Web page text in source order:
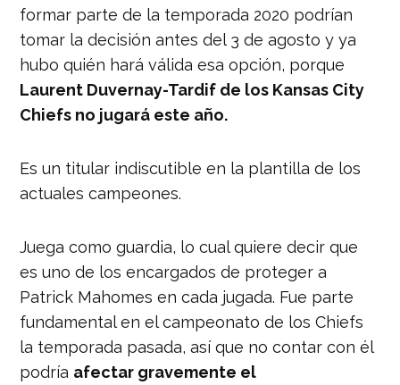
formar parte de la temporada 2020 podrían
tomar la decisión antes del 3 de agosto y ya
hubo quién hará válida esa opción, porque
Laurent Duvernay-Tardif de los Kansas City
Chiefs no jugará este año.
Es un titular indiscutible en la plantilla de los
actuales campeones.
Juega como guardia, lo cual quiere decir que
es uno de los encargados de proteger a
Patrick Mahomes en cada jugada. Fue parte
fundamental en el campeonato de los Chiefs
la temporada pasada, así que no contar con él
podría afectar gravemente el